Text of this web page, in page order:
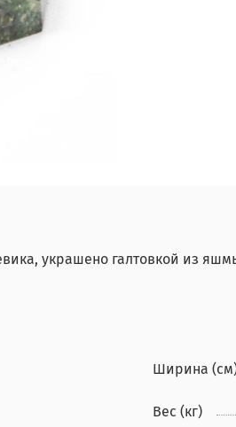
украшено галтовкой из
Ширина
Вес (кг)